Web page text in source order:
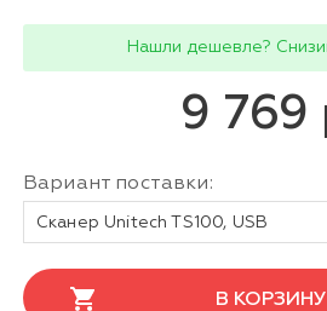
Нашли дешевле?
9 769
Вариант поставки:
Сканер Unitech TS100, USB
В КОРЗИНУ